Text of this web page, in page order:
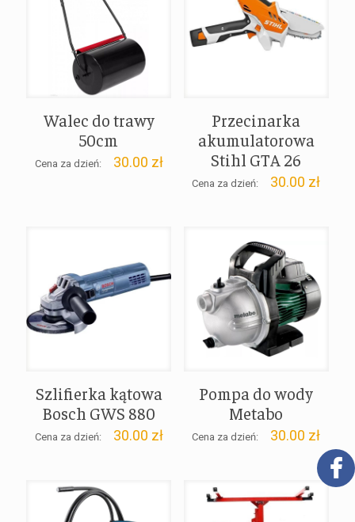
Walec do trawy
50cm
Cena za dzień: 30.00 zł
Przecinarka
akumulatorowa
Stihl GTA 26
Cena za dzień: 30.00 zł
Szlifierka kątowa
Bosch GWS 880
Cena za dzień: 30.00 zł
Pompa do wody
Metabo
Cena za dzień: 30.00 zł